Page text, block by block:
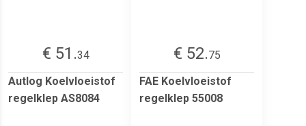
€ 51.34
Autlog Koelvloeistof
regelklep AS8084
€ 52.75
FAE Koelvloeistof
regelklep 55008